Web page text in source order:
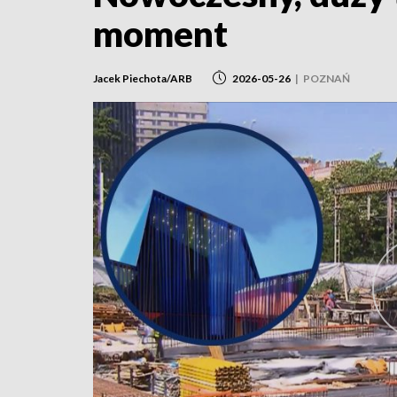
moment
Jacek Piechota/ARB 2026-05-26 | POZNAŃ